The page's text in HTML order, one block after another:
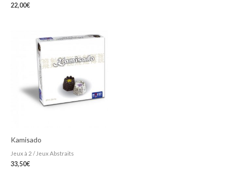
22,00€
Kamisado
Jeux à 2 / Jeux Abstraits
33,50€